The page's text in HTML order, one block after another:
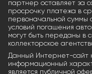
партнер оставляет за
просрочку платежа в
первоначальной суммы
условий погашения
могут быть переданы в
коллекторское
Данный Интернет-сайт
информационный
является публичной